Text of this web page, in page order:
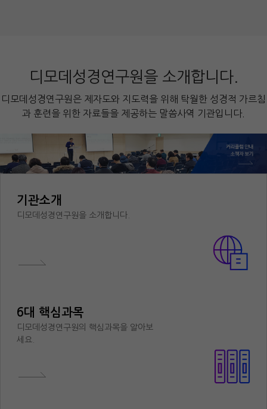
디모데성경연구원을 소개합니다.
디모데성경연구원은 제자도와 지도력을 위해 탁월한 성경적 가르침
과 훈련을 위한 자료들을 제공하는 말씀사역 기관입니다.
기관소개
디모데성경연구원을 소개합니다.
6대 핵심과목
디모데성경연구원의 핵심과목을 알아보
세요.